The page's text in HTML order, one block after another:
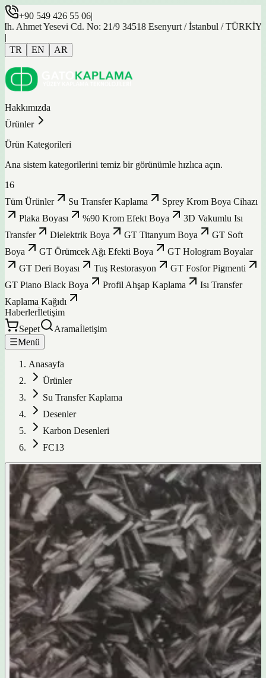
+90 549 426 55 06|
Yesevi Cd. No: 21/9 34518 Esenyurt / İstanbul / TÜRKİYE
|
TR
EN AR
Hakkımızda
Ürünler
Ürün Kategorileri
Ana sistem kategorilerini temiz bir görünümle hızlıca açın.
16
Tüm Ürünler
Su Transfer Kaplama
Sprey Krom Boya Cihazı
Plaka Boyası
%90 Krom Efekt Boya
3D Vakumlu Isı
Transfer
Dielektrik Boya GT Titanyum Boya
GT Soft
Boya
GT Örümcek Ağı Efekti Boya
GT Hologram Boyalar
GT Deri Boyası
Tuş Restorasyon
GT Fosfor Pigmenti
GT Piano Black Boya
Profil Ahşap Kaplama
Isı Transfer
Kaplama Kağıdı
Haberlerİletişim
Sepet
Aramaİletişim
☰Menü
Anasayfa
Ürünler
Su Transfer Kaplama
Desenler
Karbon Desenleri
FC13